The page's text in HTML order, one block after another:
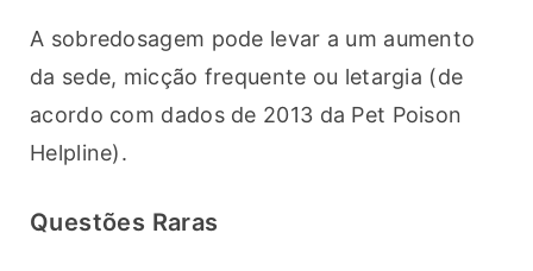
A sobredosagem pode levar a um aumento
da sede, micção frequente ou letargia (de
acordo com dados de 2013 da Pet Poison
Helpline).
Questões Raras